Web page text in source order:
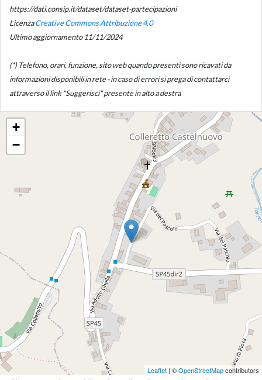
https://dati.consip.it/dataset/dataset-partecipazioni
LicenzaCreative Commons Attribuzione 4.0
Ultimo aggiornamento 11/11/2024
(*) Telefono, orari, funzione, sito web quando presenti sono ricavati da
informazioni disponibili in rete - in caso di errori si prega di contattarci
attraverso il link "Suggerisci" presente in alto a destra
+
−
Leaflet | ©OpenStreetMapcontributors